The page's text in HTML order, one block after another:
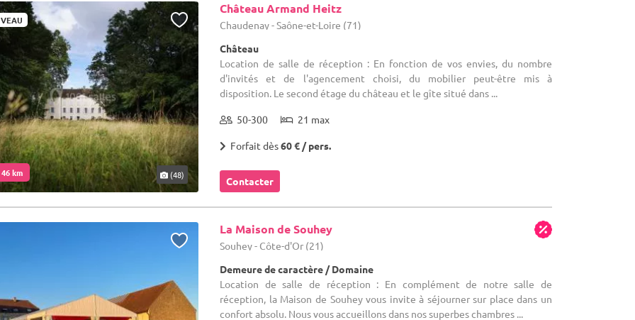
km (48)
Château Armand Heitz
Chaudenay - Saône-et-Loire (71)
Château
Location de salle de réception : En fonction de vos envies, du nombre
d'invités et de l'agencement choisi, du mobilier peut-être mis à
disposition. Le second étage du château et le gîte situé dans ...
50-300 21 max
Forfait dès60 € / pers.
Contacter
La Maison de Souhey
Souhey - Côte-d'Or (21)
Demeure de caractère / Domaine
Location de salle de réception : En complément de notre salle de
réception, la Maison de Souhey vous invite à séjourner sur place dans un
confort absolu. Nous vous accueillons dans nos superbes chambres ...